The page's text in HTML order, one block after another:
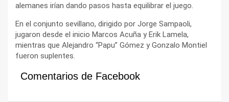
alemanes irían dando pasos hasta equilibrar el juego.
En el conjunto sevillano, dirigido por Jorge Sampaoli,
jugaron desde el inicio Marcos Acuña y Erik Lamela,
mientras que Alejandro “Papu” Gómez y Gonzalo Montiel
fueron suplentes.
Comentarios de Facebook